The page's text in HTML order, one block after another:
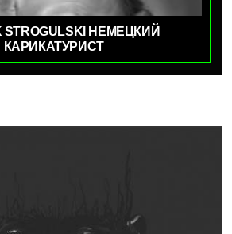
STROGULSKI НЕМЕЦКИЙ
КАРИКАТУРИСТ